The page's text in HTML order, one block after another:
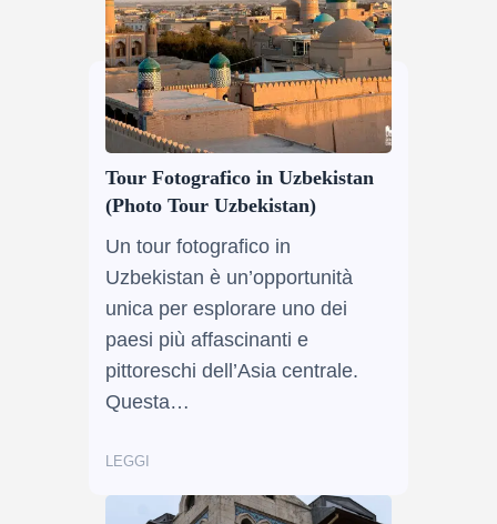
Tour Fotografico in Uzbekistan
(Photo Tour Uzbekistan)
Un tour fotografico in
Uzbekistan è un’opportunità
unica per esplorare uno dei
paesi più affascinanti e
pittoreschi dell’Asia centrale.
Questa…
LEGGI